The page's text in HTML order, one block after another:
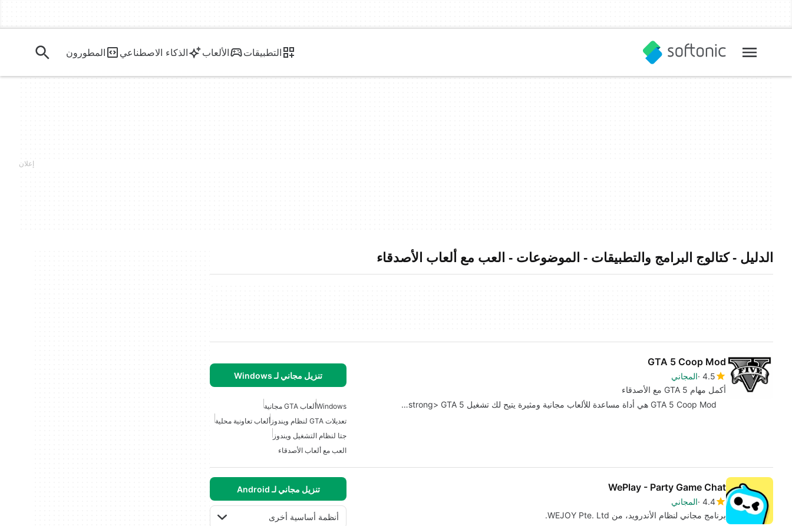
التطبيقات الألعاب الذكاء الاصطناعي المطورون
الدليل - كتالوج البرامج والتطبيقات - الموضوعات - العب مع ألعاب الأصدقاء
GTA 5 Coop Mod
4.5 المجاني
أكمل مهام GTA 5 مع الأصدقاء
تنزيل مجاني لـ Windows
GTA 5 Coop Mod هي أداة مساعدة للألعاب مجانية ومثيرة يتيح لك تشغيل strong> GTA 5… Windowsألعاب GTA مجانية
تعديلات GTA لنظام ويندوز
ألعاب تعاونية محلية
جتا لنظام التشغيل ويندوز
العب مع ألعاب الأصدقاء
WePlay - Party Game Chat
4.4 المجاني
برنامج مجاني لنظام الأندرويد، من WEJOY Pte. Ltd.
تنزيل مجاني لـ Android
أنظمة أساسية أخرى